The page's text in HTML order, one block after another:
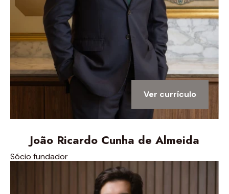
Ver currículo
João Ricardo Cunha de Almeida
Sócio fundador